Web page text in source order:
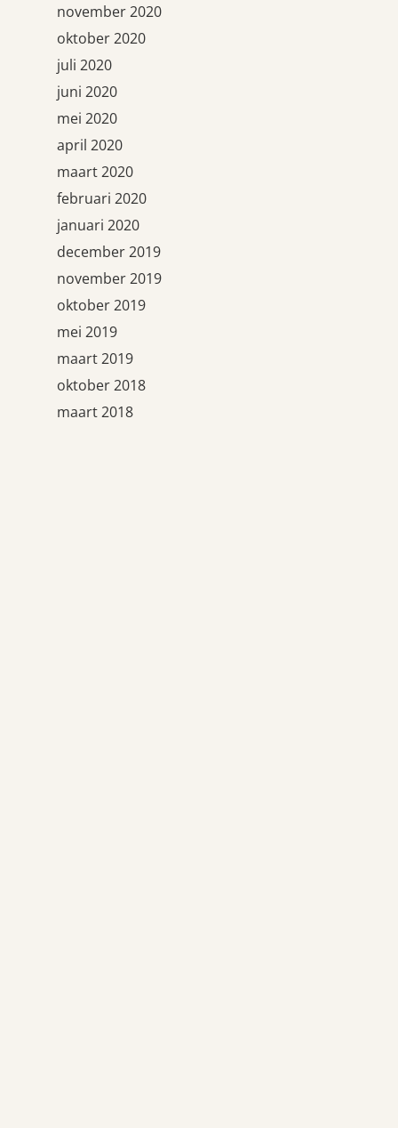
november 2020
oktober 2020
juli 2020
juni 2020
mei 2020
april 2020
maart 2020
februari 2020
januari 2020
december 2019
november 2019
oktober 2019
mei 2019
maart 2019
oktober 2018
maart 2018